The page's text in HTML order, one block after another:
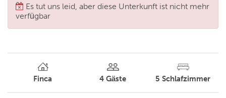
Es tut uns leid, aber diese Unterkunft ist nicht mehr
verfügbar
Finca 4 Gäste 5 Schlafzimmer